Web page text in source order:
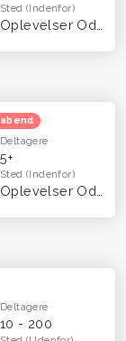
Sted(Indenfor)
Deltagere
5+
Sted(Indenfor)
Deltagere
10 - 200